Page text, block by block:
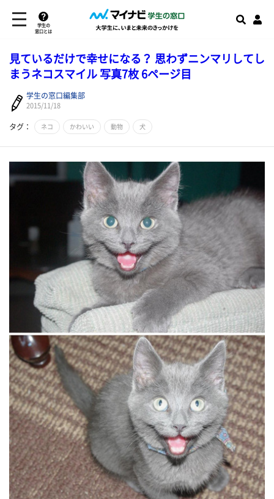
学生の
窓口とは
見ているだけで幸せになる？ 思わずニンマリしてし
まうネコスマイル 写真7枚 6ページ目
学生の窓口編集部
2015/11/18
タグ： ネコ かわいい 動物 犬